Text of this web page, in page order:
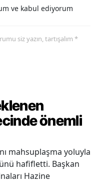
ve kabul ediyorum
siz yazın, tartışalım *
önemli
mahsuplaşma yoluyla
hafifletti. Başkan
Hazine